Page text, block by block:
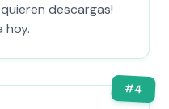
descargas!
hoy.
#4